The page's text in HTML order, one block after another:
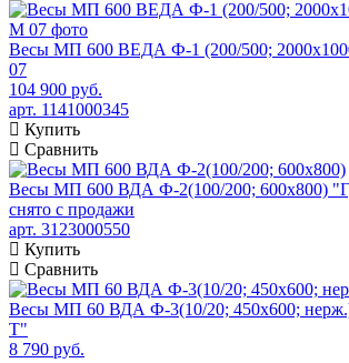
Весы МП 600 ВЕДА Ф-1 (200/500;
07
104 900 руб.
арт. 1141000345
Купить
Сравнить
Весы МП 600 ВДА Ф-2(100/200; 600х800)
снято с продажи
арт. 3123000550
Купить
Сравнить
Весы МП 60 ВДА Ф-3(10/20; 450х600;
Т"
8 790 руб.